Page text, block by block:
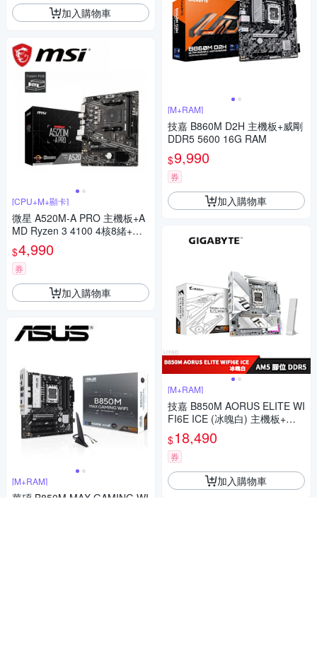
加入購物車
[CPU+M+顯卡]
微星 A520M-A PRO 主機板+A
MD Ryzen 3 4100 4核8緒+微
星 N210-MD1G/D3 顯示卡
$4,990
券
加入購物車
[M+RAM]
華碩 B850M MAX GAMING WI
[M+RAM]
技嘉 B860M D2H 主機板+威剛
DDR5 5600 16G RAM
$9,990
券
加入購物車
[M+RAM]
技嘉 B850M AORUS ELITE WI
FI6E ICE (冰魄白) 主機板+威
剛 DDR5 5600 32G RAM
$18,490
券
加入購物車